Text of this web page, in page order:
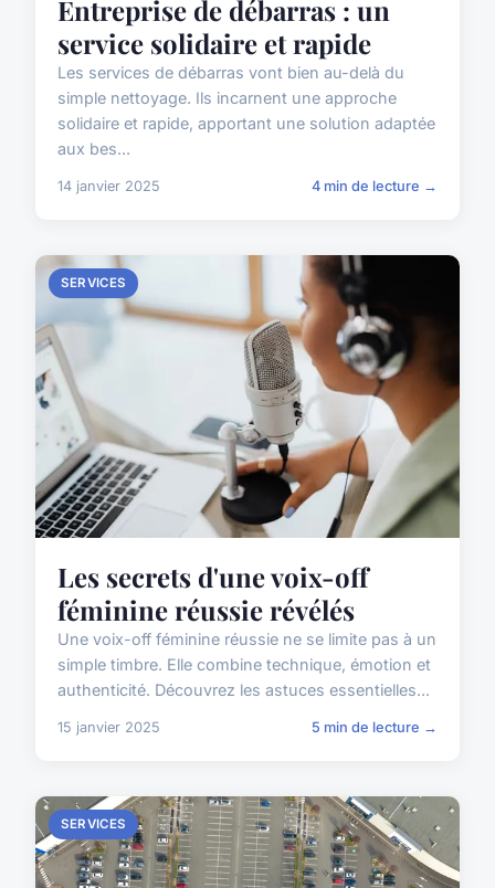
Entreprise de débarras : un
service solidaire et rapide
Les services de débarras vont bien au-delà du
simple nettoyage. Ils incarnent une approche
solidaire et rapide, apportant une solution adaptée
aux bes...
14 janvier 2025 4 min de lecture →
SERVICES
Les secrets d'une voix-off
féminine réussie révélés
Une voix-off féminine réussie ne se limite pas à un
simple timbre. Elle combine technique, émotion et
authenticité. Découvrez les astuces essentielles...
15 janvier 2025 5 min de lecture →
SERVICES